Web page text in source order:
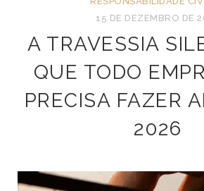
15 DE DEZEMBRO DE
A TRAVESSIA
QUE TODO
PRECISA FAZER
2026